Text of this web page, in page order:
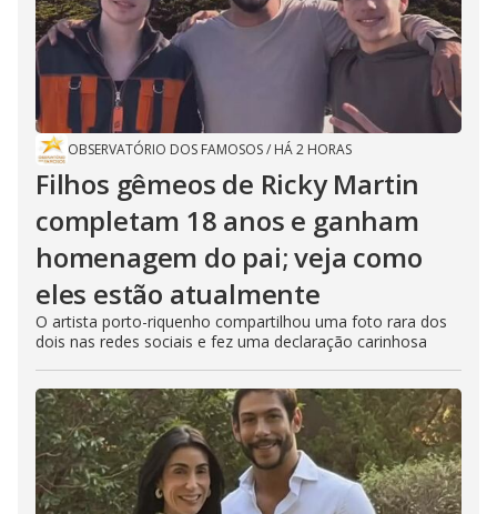
OBSERVATÓRIO DOS FAMOSOS/ HÁ 2 HORAS
Filhos gêmeos de Ricky Martin
completam 18 anos e ganham
homenagem do pai; veja como
eles estão atualmente
O artista porto-riquenho compartilhou uma foto rara dos
dois nas redes sociais e fez uma declaração carinhosa